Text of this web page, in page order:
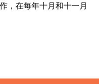
，在每年十月和十一月